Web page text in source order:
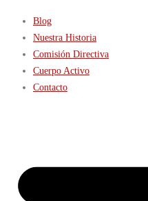
Blog
Nuestra Historia
Comisión Directiva
Cuerpo Activo
Contacto